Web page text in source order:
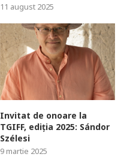
11 august 2025
Invitat de onoare la
TGIFF, ediția 2025: Sándor
Szélesi
9 martie 2025